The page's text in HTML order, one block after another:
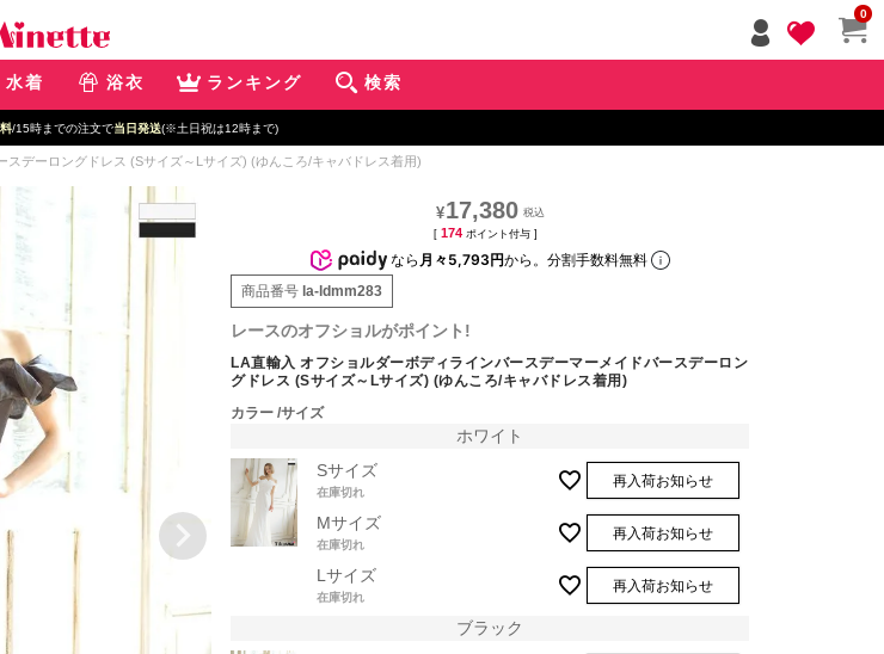
0
水着 浴衣 ランキング 検索
/15時までの注文で当日発送(※土日祝は12時まで)
デーロングドレス (Sサイズ～Lサイズ) (ゆんころ/キャバドレス着用)
¥17,380
[ 174 ポイント付与 ]
なら 月々5,793円から。分割手数料無料
商品番号 la-ldmm283
レースのオフショルがポイント!
LA直輸入 オフショルダーボディラインバースデーマーメイドバースデーロン
グドレス (Sサイズ～Lサイズ) (ゆんころ/キャバドレス着用)
カラー サイズ
ホワイト
Sサイズ
在庫切れ
再入荷お知らせ
Mサイズ
在庫切れ
再入荷お知らせ
Lサイズ
在庫切れ
再入荷お知らせ
ブラック
ジト
ップ